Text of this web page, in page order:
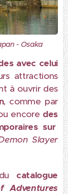
- Osaka
avec celui
attractions
à ouvrir des
, comme par
encore des
sur
Slayer
catalogue
Adventures